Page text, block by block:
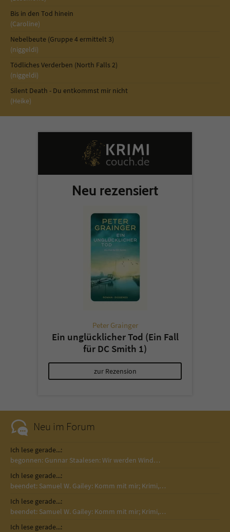
Bis in den Tod hinein
(Caroline)
Nebelbeute (Gruppe 4 ermittelt 3)
(niggeldi)
Tödliches Verderben (North Falls 2)
(niggeldi)
Silent Death - Du entkommst mir nicht
(Heike)
Neu rezensiert
Peter Grainger
Ein unglücklicher Tod (Ein Fall
für DC Smith 1)
zur Rezension
Neu im Forum
Ich lese gerade...:
begonnen: Gunnar Staalesen: Wir werden Wind…
Ich lese gerade...:
beendet: Samuel W. Gailey: Komm mit mir; Krimi,…
Ich lese gerade...:
beendet: Samuel W. Gailey: Komm mit mir; Krimi,…
Ich lese gerade...: